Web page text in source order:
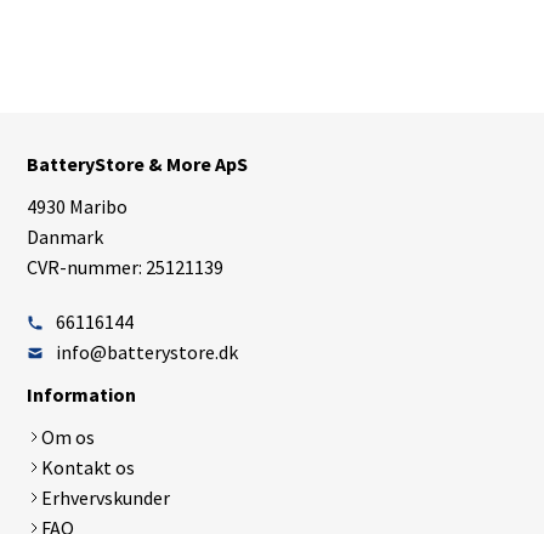
BatteryStore & More ApS
4930 Maribo
Danmark
CVR-nummer: 25121139
66116144
info@batterystore.dk
Information
Om os
Kontakt os
Erhvervskunder
FAQ